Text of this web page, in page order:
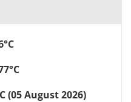
(05 August 2026)